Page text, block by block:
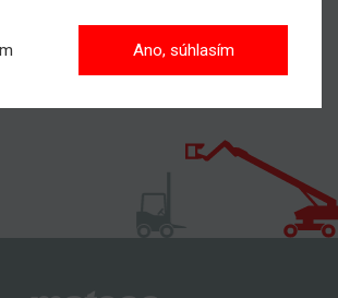
Ano, súhlasím